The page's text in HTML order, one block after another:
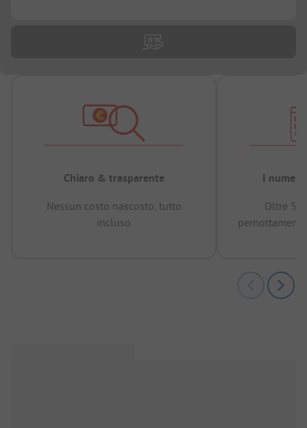
Chiaro & trasparente
Nessun costo nascosto, tutto
incluso
I numeri
Oltre